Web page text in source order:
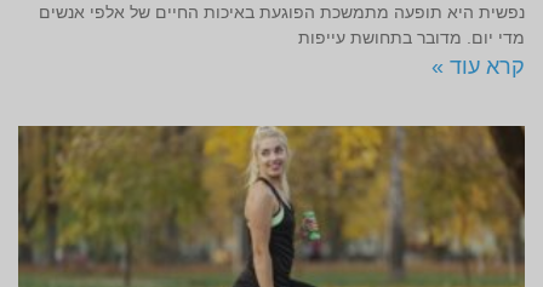
נפשית היא תופעה מתמשכת הפוגעת באיכות החיים של אלפי אנשים
מדי יום. מדובר בתחושת עייפות
קרא עוד »